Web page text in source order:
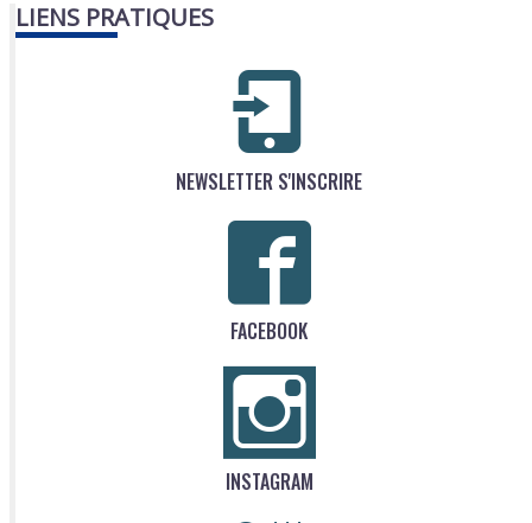
LIENS PRATIQUES
NEWSLETTER S'INSCRIRE
FACEBOOK
INSTAGRAM